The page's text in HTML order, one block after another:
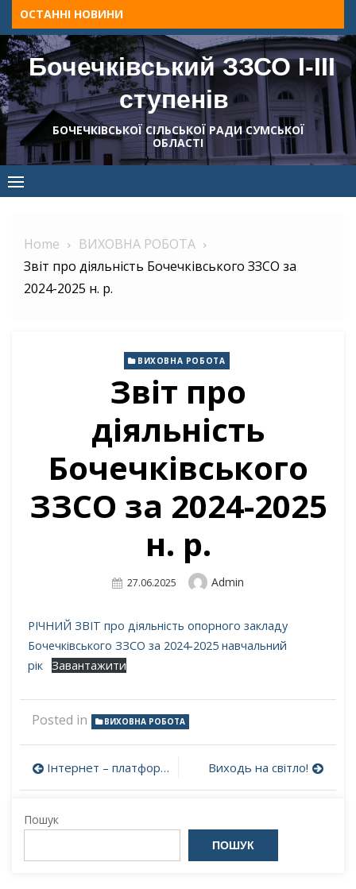
Skip
to
content
ОСТАННІ НОВИНИ
Бочечківський ЗЗСО І-ІІІ
ступенів
БОЧЕЧКІВСЬКОЇ СІЛЬСЬКОЇ РАДИ СУМСЬКОЇ
ОБЛАСТІ
Home
ВИХОВНА РОБОТА
Звіт про діяльність Бочечківського ЗЗСО за
2024-2025 н. р.
ВИХОВНА РОБОТА
Звіт про
діяльність
Бочечківського
ЗЗСО за 2024-2025
н. р.
Posted
27.06.2025 Author
Admin
РІЧНИЙ ЗВІТ про діяльність опорного закладу
Бочечківського ЗЗСО за 2024-2025 навчальний
рік Завантажити
Posted in ВИХОВНА РОБОТА
Навігація
записів
Інтернет – платформа “BRAMA” Виходь на світло!
Пошук
ПОШУК